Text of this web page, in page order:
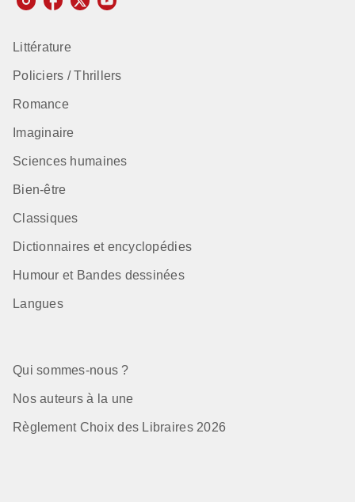
Littérature
Policiers / Thrillers
Romance
Imaginaire
Sciences humaines
Bien-être
Classiques
Dictionnaires et encyclopédies
Humour et Bandes dessinées
Langues
Qui sommes-nous ?
Nos auteurs à la une
Règlement Choix des Libraires 2026